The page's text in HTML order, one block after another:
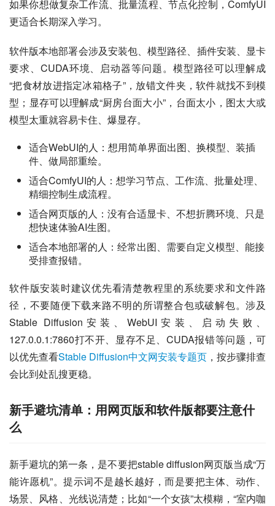
如果你想做复杂工作流、批量流程、节点化控制，ComfyUI
更适合长期深入学习。
软件版本地部署会涉及安装包、模型路径、插件安装、显卡
要求、CUDA环境、启动器等问题。模型路径可以理解成
“把食材放进指定冰箱格子”，放错文件夹，软件就找不到模
型；显存可以理解成“厨房台面大小”，台面太小，图太大或
模型太重就容易卡住、爆显存。
适合WebUI的人：想用简单界面出图、换模型、装插
件、做局部重绘。
适合ComfyUI的人：想学习节点、工作流、批量处理、
精细控制生成流程。
适合网页版的人：没有合适显卡、不想折腾环境、只是
想快速体验AI生图。
适合本地部署的人：经常出图、需要自定义模型、能接
受排查报错。
软件版安装时建议优先看清楚教程里的系统要求和文件路
径，不要随便下载来路不明的所谓整合包或破解包。涉及
Stable Diffusion安装、WebUI安装、启动失败、
127.0.0.1:7860打不开、显存不足、CUDA报错等问题，可
以优先查看Stable Diffusion中文网安装专题页 ，按步骤排查
会比到处乱搜更稳。
新手避坑清单：用网页版和软件版都要注意什
么
新手避坑的第一条，是不要把stable diffusion网页版当成“万
能许愿机”。提示词不是越长越好，而是要把主体、动作、
场景、风格、光线说清楚；比如“一个女孩”太模糊，“室内咖